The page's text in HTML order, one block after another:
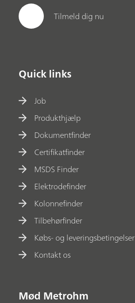
Tilmeld dig nu
Quick links
Job
Produkthjælp
Dokumentfinder
Certifikatfinder
MSDS Finder
Elektrodefinder
Kolonnefinder
Tilbehørfinder
Købs- og leveringsbetingelser
Kontakt os
Mød Metrohm